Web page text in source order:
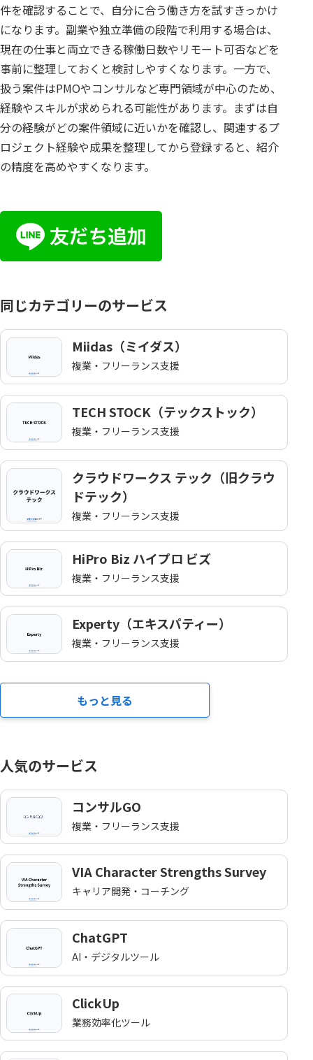
件を確認することで、自分に合う働き方を試すきっかけ
になります。副業や独立準備の段階で利用する場合は、
現在の仕事と両立できる稼働日数やリモート可否などを
事前に整理しておくと検討しやすくなります。一方で、
扱う案件はPMOやコンサルなど専門領域が中心のため、
経験やスキルが求められる可能性があります。まずは自
分の経験がどの案件領域に近いかを確認し、関連するプ
ロジェクト経験や成果を整理してから登録すると、紹介
の精度を高めやすくなります。
同じカテゴリーのサービス
Miidas（ミイダス）
複業・フリーランス支援
TECH STOCK（テックストック）
複業・フリーランス支援
クラウドワークス テック（旧クラウ
ドテック）
複業・フリーランス支援
HiPro Biz ハイプロ ビズ
複業・フリーランス支援
Experty（エキスパティー）
複業・フリーランス支援
もっと見る
人気のサービス
コンサルGO
複業・フリーランス支援
VIA Character Strengths Survey
キャリア開発・コーチング
ChatGPT
AI・デジタルツール
ClickUp
業務効率化ツール